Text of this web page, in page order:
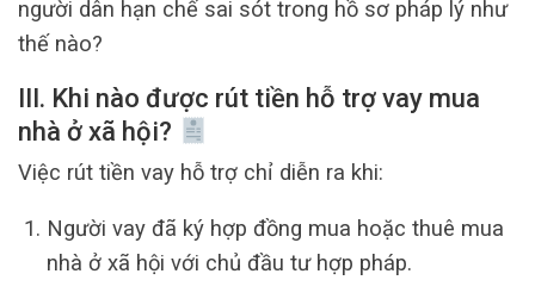
người dân hạn chế sai sót trong hồ sơ pháp lý như
thế nào?
III. Khi nào được rút tiền hỗ trợ vay mua
nhà ở xã hội?
Việc rút tiền vay hỗ trợ chỉ diễn ra khi:
Người vay đã ký hợp đồng mua hoặc thuê mua
nhà ở xã hội với chủ đầu tư hợp pháp.